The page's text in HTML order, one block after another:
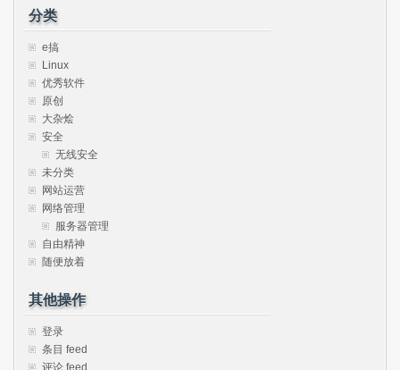
分类
e搞
Linux
优秀软件
原创
大杂烩
安全
无线安全
未分类
网站运营
网络管理
服务器管理
自由精神
随便放着
其他操作
登录
条目 feed
评论 feed